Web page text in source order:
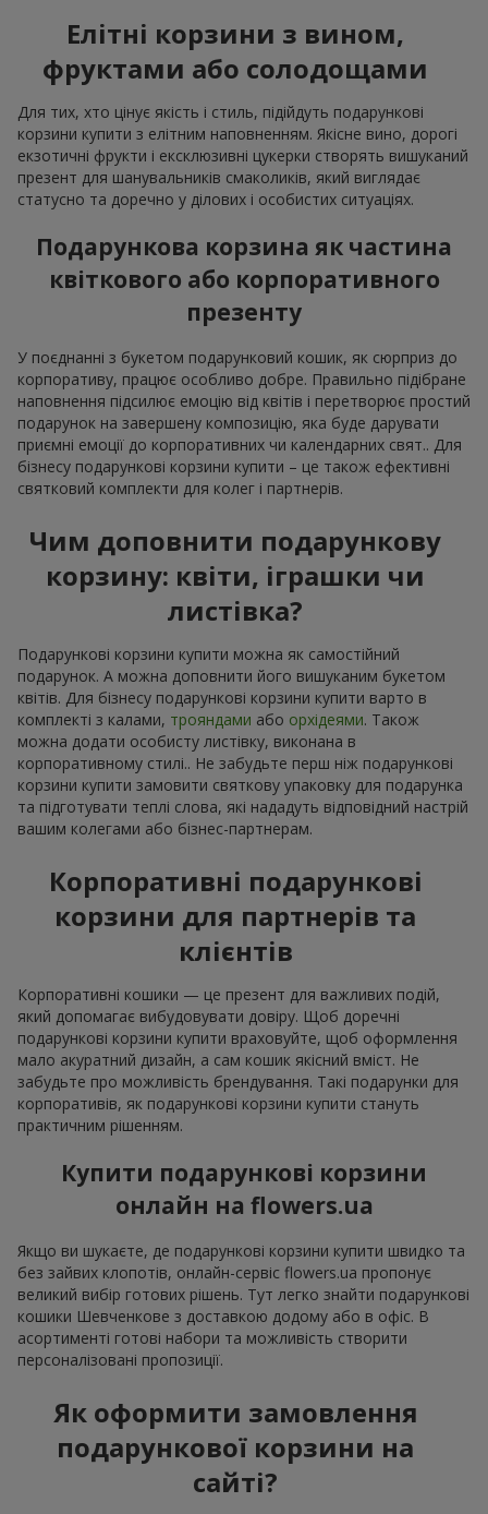
Елітні корзини з вином,
фруктами або солодощами
Для тих, хто цінує якість і стиль, підійдуть подарункові
корзини купити з елітним наповненням. Якісне вино, дорогі
екзотичні фрукти і ексклюзивні цукерки створять вишуканий
презент для шанувальників смаколиків, який виглядає
статусно та доречно у ділових і особистих ситуаціях.
Подарункова корзина як частина
квіткового або корпоративного
презенту
У поєднанні з букетом подарунковий кошик, як сюрприз до
корпоративу, працює особливо добре. Правильно підібране
наповнення підсилює емоцію від квітів і перетворює простий
подарунок на завершену композицію, яка буде дарувати
приємні емоції до корпоративних чи календарних свят.. Для
бізнесу подарункові корзини купити – це також ефективні
святковий комплекти для колег і партнерів.
Чим доповнити подарункову
корзину: квіти, іграшки чи
листівка?
Подарункові корзини купити можна як самостійний
подарунок. А можна доповнити його вишуканим букетом
квітів. Для бізнесу подарункові корзини купити варто в
комплекті з калами, трояндами або орхідеями. Також
можна додати особисту листівку, виконана в
корпоративному стилі.. Не забудьте перш ніж подарункові
корзини купити замовити святкову упаковку для подарунка
та підготувати теплі слова, які нададуть відповідний настрій
вашим колегами або бізнес-партнерам.
Корпоративні подарункові
корзини для партнерів та
клієнтів
Корпоративні кошики — це презент для важливих подій,
який допомагає вибудовувати довіру. Щоб доречні
подарункові корзини купити враховуйте, щоб оформлення
мало акуратний дизайн, а сам кошик якісний вміст. Не
забудьте про можливість брендування. Такі подарунки для
корпоративів, як подарункові корзини купити стануть
практичним рішенням.
Купити подарункові корзини
онлайн на flowers.ua
Якщо ви шукаєте, де подарункові корзини купити швидко та
без зайвих клопотів, онлайн-сервіс flowers.ua пропонує
великий вибір готових рішень. Тут легко знайти подарункові
кошики Шевченкове з доставкою додому або в офіс. В
асортименті готові набори та можливість створити
персоналізовані пропозиції.
Як оформити замовлення
подарункової корзини на
сайті?